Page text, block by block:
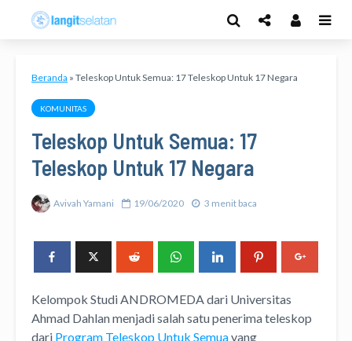
Beranda » Teleskop Untuk Semua: 17 Teleskop Untuk 17 Negara
KOMUNITAS
Teleskop Untuk Semua: 17
Teleskop Untuk 17 Negara
Avivah Yamani 19/06/2020 3 menit baca
Kelompok Studi ANDROMEDA dari Universitas
Ahmad Dahlan menjadi salah satu penerima teleskop
dari Program Teleskop Untuk Semuayang